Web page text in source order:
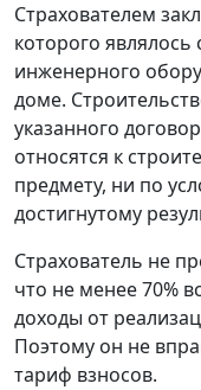
Страхователем
которого
инженерного
доме.
указанного
относятся к
предмету, ни по
достигнутому
Страхователь не
что не менее 70%
доходы от
Поэтому он не
тариф взносов.